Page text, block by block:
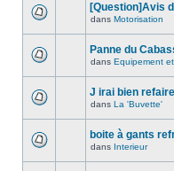
[Question]Avis
dans Motorisation
Panne du
dans Equipement
J irai bien
dans La 'Buvette'
boite à gants
dans Interieur